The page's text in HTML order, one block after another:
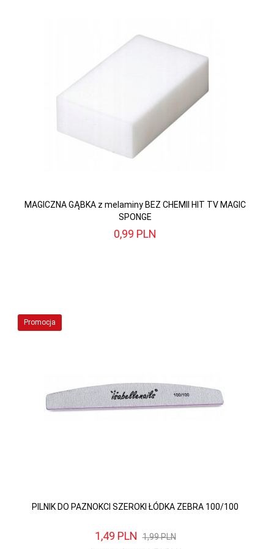
MAGICZNA GĄBKA z melaminy BEZ CHEMII HIT TV MAGIC
SPONGE
0,99 PLN
Promocja
PILNIK DO PAZNOKCI SZEROKI ŁÓDKA ZEBRA 100/100
1,49 PLN 1,99 PLN